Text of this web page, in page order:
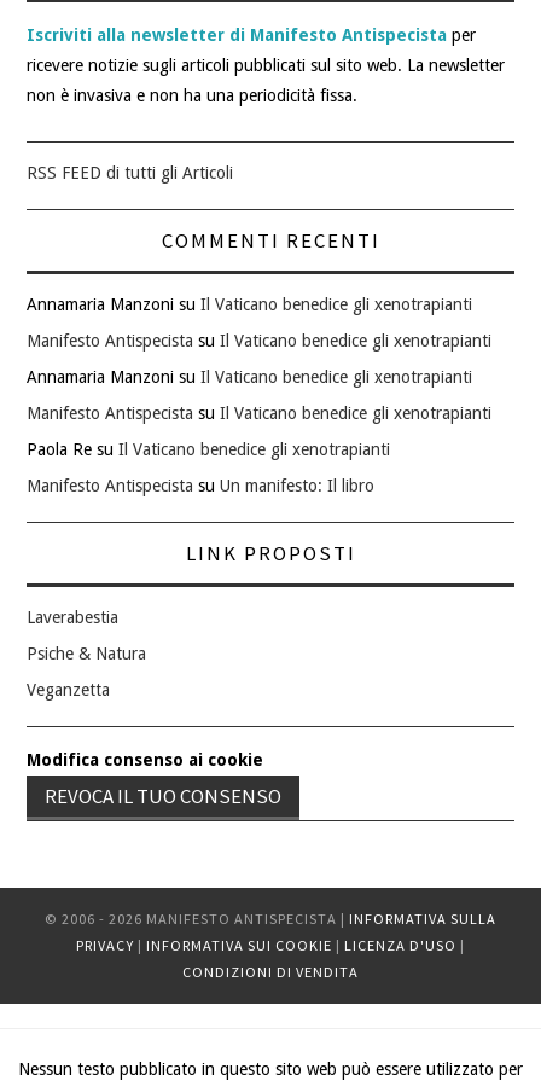
Iscriviti alla newsletter di Manifesto Antispecista per
ricevere notizie sugli articoli pubblicati sul sito web. La newsletter
non è invasiva e non ha una periodicità fissa.
RSS FEED di tutti gli Articoli
COMMENTI RECENTI
Annamaria Manzoni suIl Vaticano benedice gli xenotrapianti
Manifesto Antispecista suIl Vaticano benedice gli xenotrapianti
Annamaria Manzoni suIl Vaticano benedice gli xenotrapianti
Manifesto Antispecista suIl Vaticano benedice gli xenotrapianti
Paola Re suIl Vaticano benedice gli xenotrapianti
Manifesto Antispecista suUn manifesto: Il libro
LINK PROPOSTI
Laverabestia
Psiche & Natura
Veganzetta
Modifica consenso ai cookie
REVOCA IL TUO CONSENSO
© 2006 - 2026 MANIFESTO ANTISPECISTA | INFORMATIVA SULLA
PRIVACY | INFORMATIVA SUI COOKIE | LICENZA D'USO |
CONDIZIONI DI VENDITA
Nessun testo pubblicato in questo sito web può essere utilizzato per